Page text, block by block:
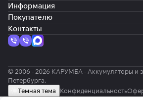
Информация
Покупателю
Контакты
© 2006 - 2026 КАРУМБА - Аккумуляторы и
Петербурга.
Темная тема Конфиденциальность